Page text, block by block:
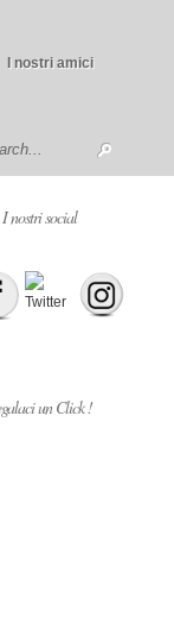
I nostri amici
I nostri social
un Click !